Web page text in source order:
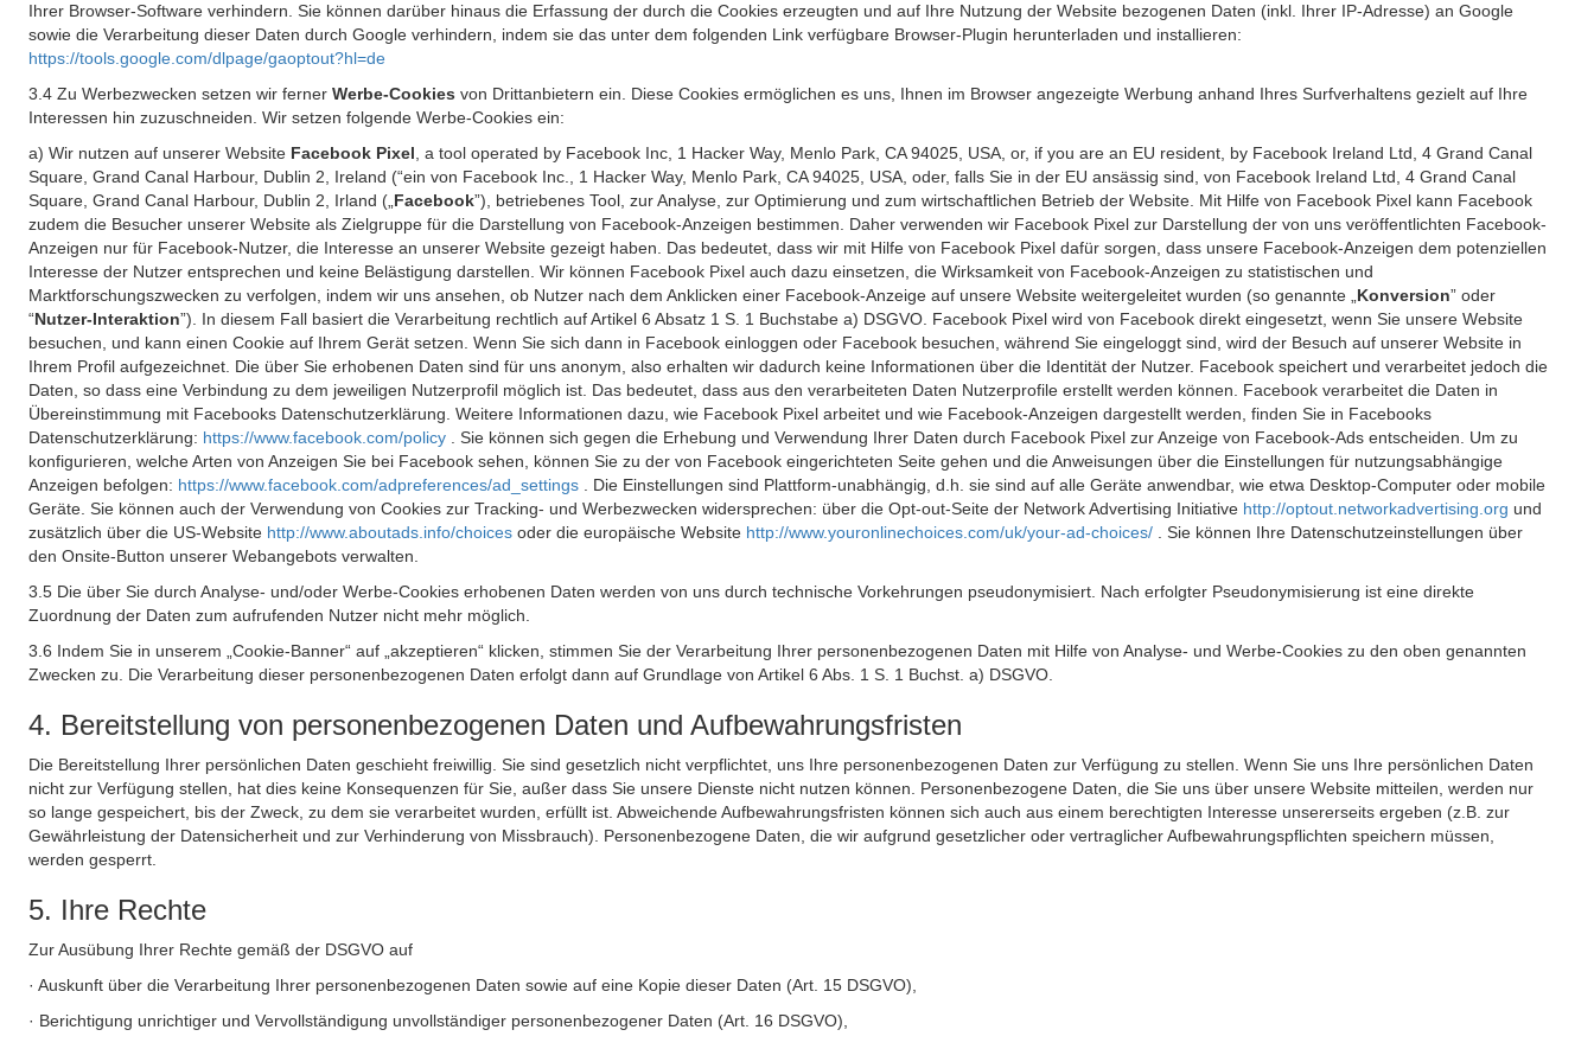
Ihrer Browser-Software verhindern. Sie können darüber hinaus die Erfassung der durch die Cookies erzeugten und auf Ihre Nutzung der Website bezogenen Daten (inkl. Ihrer IP-Adresse) an Google
sowie die Verarbeitung dieser Daten durch Google verhindern, indem sie das unter dem folgenden Link verfügbare Browser-Plugin herunterladen und installieren:
https://tools.google.com/dlpage/gaoptout?hl=de
3.4 Zu Werbezwecken setzen wir ferner Werbe-Cookies von Drittanbietern ein. Diese Cookies ermöglichen es uns, Ihnen im Browser angezeigte Werbung anhand Ihres Surfverhaltens gezielt auf Ihre
Interessen hin zuzuschneiden. Wir setzen folgende Werbe-Cookies ein:
a) Wir nutzen auf unserer Website Facebook Pixel , a tool operated by Facebook Inc, 1 Hacker Way, Menlo Park, CA 94025, USA, or, if you are an EU resident, by Facebook Ireland Ltd, 4 Grand Canal
Square, Grand Canal Harbour, Dublin 2, Ireland (“ein von Facebook Inc., 1 Hacker Way, Menlo Park, CA 94025, USA, oder, falls Sie in der EU ansässig sind, von Facebook Ireland Ltd, 4 Grand Canal
Square, Grand Canal Harbour, Dublin 2, Irland („ Facebook”), betriebenes Tool, zur Analyse, zur Optimierung und zum wirtschaftlichen Betrieb der Website. Mit Hilfe von Facebook Pixel kann Facebook
zudem die Besucher unserer Website als Zielgruppe für die Darstellung von Facebook-Anzeigen bestimmen. Daher verwenden wir Facebook Pixel zur Darstellung der von uns veröffentlichten Facebook-
Anzeigen nur für Facebook-Nutzer, die Interesse an unserer Website gezeigt haben. Das bedeutet, dass wir mit Hilfe von Facebook Pixel dafür sorgen, dass unsere Facebook-Anzeigen dem potenziellen
Interesse der Nutzer entsprechen und keine Belästigung darstellen. Wir können Facebook Pixel auch dazu einsetzen, die Wirksamkeit von Facebook-Anzeigen zu statistischen und
Marktforschungszwecken zu verfolgen, indem wir uns ansehen, ob Nutzer nach dem Anklicken einer Facebook-Anzeige auf unsere Website weitergeleitet wurden (so genannte „ Konversion” oder
“Nutzer-Interaktion”). In diesem Fall basiert die Verarbeitung rechtlich auf Artikel 6 Absatz 1 S. 1 Buchstabe a) DSGVO. Facebook Pixel wird von Facebook direkt eingesetzt, wenn Sie unsere Website
besuchen, und kann einen Cookie auf Ihrem Gerät setzen. Wenn Sie sich dann in Facebook einloggen oder Facebook besuchen, während Sie eingeloggt sind, wird der Besuch auf unserer Website in
Ihrem Profil aufgezeichnet. Die über Sie erhobenen Daten sind für uns anonym, also erhalten wir dadurch keine Informationen über die Identität der Nutzer. Facebook speichert und verarbeitet jedoch die
Daten, so dass eine Verbindung zu dem jeweiligen Nutzerprofil möglich ist. Das bedeutet, dass aus den verarbeiteten Daten Nutzerprofile erstellt werden können. Facebook verarbeitet die Daten in
Übereinstimmung mit Facebooks Datenschutzerklärung. Weitere Informationen dazu, wie Facebook Pixel arbeitet und wie Facebook-Anzeigen dargestellt werden, finden Sie in Facebooks
Datenschutzerklärung: https://www.facebook.com/policy
. Sie können sich gegen die Erhebung und Verwendung Ihrer Daten durch Facebook Pixel zur Anzeige von Facebook-Ads entscheiden. Um zu
konfigurieren, welche Arten von Anzeigen Sie bei Facebook sehen, können Sie zu der von Facebook eingerichteten Seite gehen und die Anweisungen über die Einstellungen für nutzungsabhängige
Anzeigen befolgen: https://www.facebook.com/adpreferences/ad_settings
. Die Einstellungen sind Plattform-unabhängig, d.h. sie sind auf alle Geräte anwendbar, wie etwa Desktop-Computer oder mobile
Geräte. Sie können auch der Verwendung von Cookies zur Tracking- und Werbezwecken widersprechen: über die Opt-out-Seite der Network Advertising Initiative http://optout.networkadvertising.org und
zusätzlich über die US-Website http://www.aboutads.info/choices oder die europäische Website http://www.youronlinechoices.com/uk/your-ad-choices/
. Sie können Ihre Datenschutzeinstellungen über
den Onsite-Button unserer Webangebots verwalten.
3.5 Die über Sie durch Analyse- und/oder Werbe-Cookies erhobenen Daten werden von uns durch technische Vorkehrungen pseudonymisiert. Nach erfolgter Pseudonymisierung ist eine direkte
Zuordnung der Daten zum aufrufenden Nutzer nicht mehr möglich.
3.6 Indem Sie in unserem „Cookie-Banner“ auf „akzeptieren“ klicken, stimmen Sie der Verarbeitung Ihrer personenbezogenen Daten mit Hilfe von Analyse- und Werbe-Cookies zu den oben genannten
Zwecken zu. Die Verarbeitung dieser personenbezogenen Daten erfolgt dann auf Grundlage von Artikel 6 Abs. 1 S. 1 Buchst. a) DSGVO.
4. Bereitstellung von personenbezogenen Daten und Aufbewahrungsfristen
Die Bereitstellung Ihrer persönlichen Daten geschieht freiwillig. Sie sind gesetzlich nicht verpflichtet, uns Ihre personenbezogenen Daten zur Verfügung zu stellen. Wenn Sie uns Ihre persönlichen Daten
nicht zur Verfügung stellen, hat dies keine Konsequenzen für Sie, außer dass Sie unsere Dienste nicht nutzen können. Personenbezogene Daten, die Sie uns über unsere Website mitteilen, werden nur
so lange gespeichert, bis der Zweck, zu dem sie verarbeitet wurden, erfüllt ist. Abweichende Aufbewahrungsfristen können sich auch aus einem berechtigten Interesse unsererseits ergeben (z.B. zur
Gewährleistung der Datensicherheit und zur Verhinderung von Missbrauch). Personenbezogene Daten, die wir aufgrund gesetzlicher oder vertraglicher Aufbewahrungspflichten speichern müssen,
werden gesperrt.
5. Ihre Rechte
Zur Ausübung Ihrer Rechte gemäß der DSGVO auf
· Auskunft über die Verarbeitung Ihrer personenbezogenen Daten sowie auf eine Kopie dieser Daten (Art. 15 DSGVO),
· Berichtigung unrichtiger und Vervollständigung unvollständiger personenbezogener Daten (Art. 16 DSGVO),